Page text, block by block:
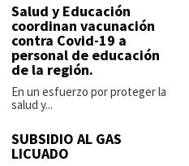
Salud y Educación
coordinan vacunación
contra Covid-19 a
personal de educación
de la región.
En un esfuerzo por proteger la
salud y...
SUBSIDIO AL GAS
LICUADO